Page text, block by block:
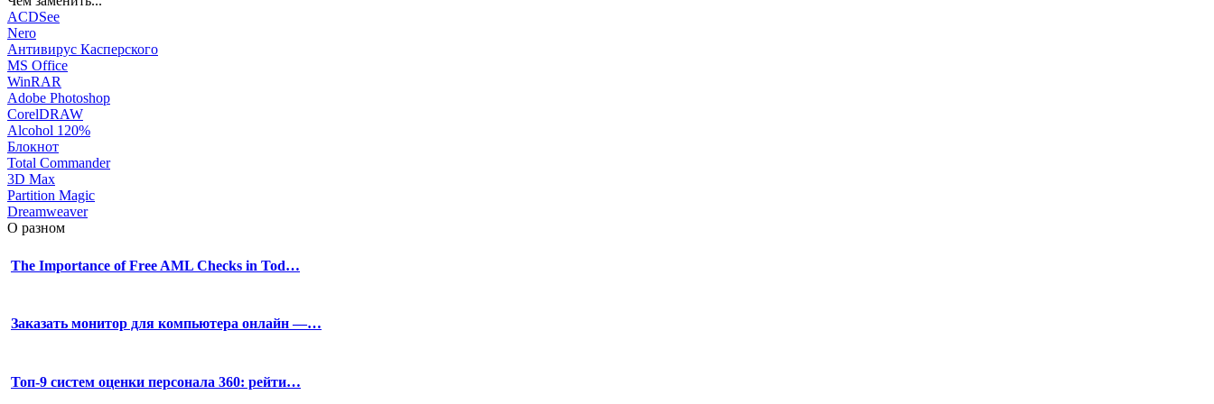
ACDSee
Nero
Антивирус Касперского
MS Office
WinRAR
Adobe Photoshop
CorelDRAW
Alcohol 120%
Блокнот
Total Commander
3D Max
Partition Magic
Dreamweaver
О разном
The Importance of Free AML Checks in Tod…
Заказать монитор для компьютера онлайн —…
Топ-9 систем оценки персонала 360: рейти…